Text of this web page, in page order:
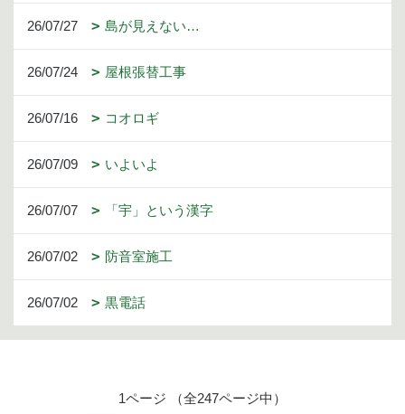
26/07/27 島が見えない…
26/07/24 屋根張替工事
26/07/16 コオロギ
26/07/09 いよいよ
26/07/07 「宇」という漢字
26/07/02 防音室施工
26/07/02 黒電話
1ページ （全247ページ中）